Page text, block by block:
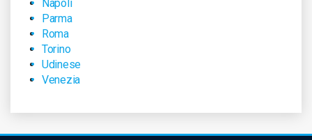
Napoli
Parma
Roma
Torino
Udinese
Venezia